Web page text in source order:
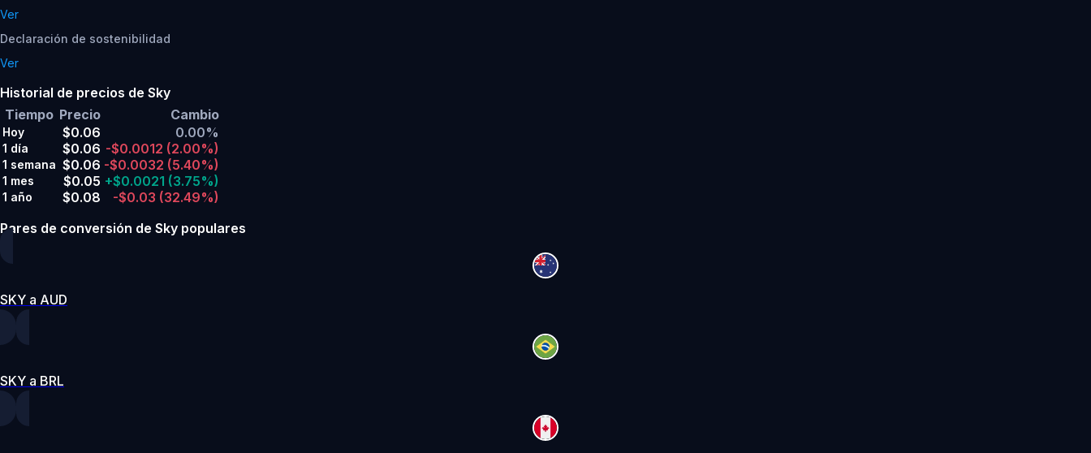
Ver
Declaración de sostenibilidad
Ver
Historial de precios de Sky
Tiempo Precio Cambio
Hoy $0.06 0.00%
1 día $0.06 -$0.0012 (2.00%)
1 semana $0.06 -$0.0032 (5.40%)
1 mes $0.05 +$0.0021 (3.75%)
1 año $0.08 -$0.03 (32.49%)
Pares de conversión de Sky populares
SKY a AUD
SKY a BRL